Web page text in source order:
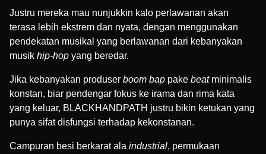
Justru mereka mau nunjukkin kalo perlawanan akan
terasa lebih ekstrem dan nyata, dengan menggunakan
pendekatan musikal yang berlawanan dari kebanyakan
musik hip-hop yang beredar.
Jika kebanyakan produser boom bap pake beat minimalis
konstan, biar pendengar fokus ke irama dan rima kata
yang keluar, BLACKHANDPATH justru bikin ketukan yang
punya sifat disfungsi terhadap kekonstanan.
Campuran besi berkarat ala industrial, permukaan